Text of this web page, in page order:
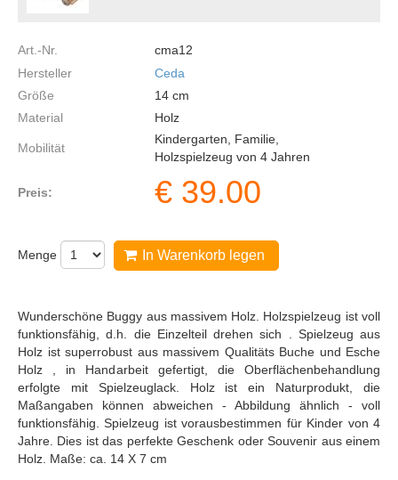
Art.-Nr.
cma12
Hersteller
Ceda
Größe
14 cm
Material
Holz
Mobilität
Kindergarten, Familie,
Holzspielzeug von 4 Jahren
Preis: € 39.00
Menge In Warenkorb legen
Wunderschöne Buggy aus massivem Holz. Holzspielzeug ist voll
funktionsfähig, d.h. die Einzelteil drehen sich . Spielzeug aus
Holz ist superrobust aus massivem Qualitäts Buche und Esche
Holz , in Handarbeit gefertigt, die Oberflächenbehandlung
erfolgte mit Spielzeuglack. Holz ist ein Naturprodukt, die
Maßangaben können abweichen - Abbildung ähnlich - voll
funktionsfähig. Spielzeug ist vorausbestimmen für Kinder von 4
Jahre. Dies ist das perfekte Geschenk oder Souvenir aus einem
Holz. Maße: ca. 14 X 7 cm